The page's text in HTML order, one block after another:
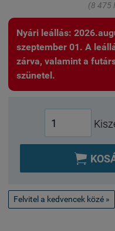
(8 475
Nyári leállás:
szeptember 01. A
zárva, valamint a
szünetel.

Felvitel a kedvencek közé »